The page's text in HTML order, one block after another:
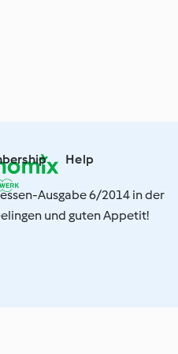
Help
Ausgabe 6/2014 in der
und guten Appetit!